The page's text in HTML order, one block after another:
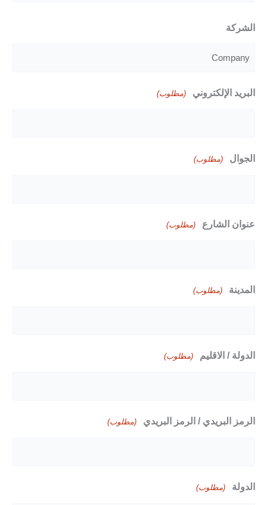
الشركة
البريد الإلكتروني (مطلوب)
الجوال (مطلوب)
عنوان الشارع (مطلوب)
المدينة (مطلوب)
الدولة / الاقليم (مطلوب)
الرمز البريدي / الرمز البريدي (مطلوب)
الدولة (مطلوب)